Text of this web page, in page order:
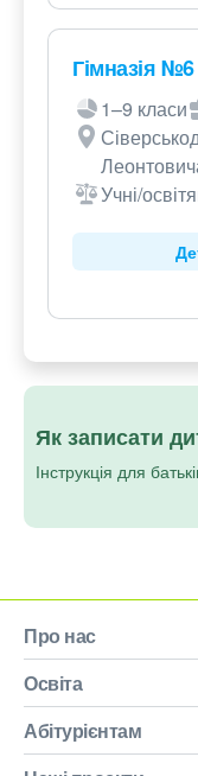
Гімназія №6
1–9 класи
Учні/
Як записати
Інструкція для
Про нас
Освіта
Абітурієнтам